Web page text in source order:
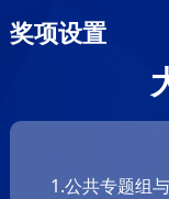
奖项设置
1.公共专题组